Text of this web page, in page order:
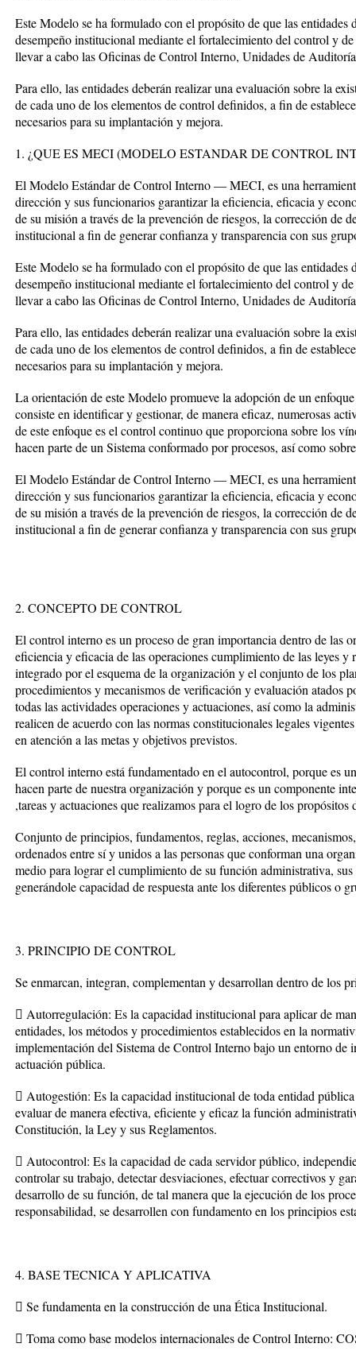
Este Modelo se ha formulado con el propósito de que las entidades
desempeño institucional mediante el fortalecimiento del control y
llevar a cabo las Oficinas de Control Interno, Unidades de
Para ello, las entidades deberán realizar una evaluación sobre la
de cada uno de los elementos de control definidos, a fin de
necesarios para su implantación y mejora.
1. ¿QUE ES MECI (MODELO ESTANDAR DE CONTROL
El Modelo Estándar de Control Interno — MECI, es una
dirección y sus funcionarios garantizar la eficiencia, eficacia y
de su misión a través de la prevención de riesgos, la corrección de
institucional a fin de generar confianza y transparencia con sus
Este Modelo se ha formulado con el propósito de que las entidades
desempeño institucional mediante el fortalecimiento del control y
llevar a cabo las Oficinas de Control Interno, Unidades de
Para ello, las entidades deberán realizar una evaluación sobre la
de cada uno de los elementos de control definidos, a fin de
necesarios para su implantación y mejora.
La orientación de este Modelo promueve la adopción de un
consiste en identificar y gestionar, de manera eficaz, numerosas
de este enfoque es el control continuo que proporciona sobre los
hacen parte de un Sistema conformado por procesos, así como
El Modelo Estándar de Control Interno — MECI, es una
dirección y sus funcionarios garantizar la eficiencia, eficacia y
de su misión a través de la prevención de riesgos, la corrección de
institucional a fin de generar confianza y transparencia con sus
2. CONCEPTO DE CONTROL
El control interno es un proceso de gran importancia dentro de las
eficiencia y eficacia de las operaciones cumplimiento de las leyes y
integrado por el esquema de la organización y el conjunto de los
procedimientos y mecanismos de verificación y evaluación atados
todas las actividades operaciones y actuaciones, así como la
realicen de acuerdo con las normas constitucionales legales
en atención a las metas y objetivos previstos.
El control interno está fundamentado en el autocontrol, porque es
hacen parte de nuestra organización y porque es un componente
,tareas y actuaciones que realizamos para el logro de los propósitos
Conjunto de principios, fundamentos, reglas, acciones,
ordenados entre sí y unidos a las personas que conforman una
medio para lograr el cumplimiento de su función administrativa,
generándole capacidad de respuesta ante los diferentes públicos o
3. PRINCIPIO DE CONTROL
Se enmarcan, integran, complementan y desarrollan dentro de los
 Autorregulación: Es la capacidad institucional para aplicar de
entidades, los métodos y procedimientos establecidos en la
implementación del Sistema de Control Interno bajo un entorno de
actuación pública.
 Autogestión: Es la capacidad institucional de toda entidad
evaluar de manera efectiva, eficiente y eficaz la función
Constitución, la Ley y sus Reglamentos.
 Autocontrol: Es la capacidad de cada servidor público,
controlar su trabajo, detectar desviaciones, efectuar correctivos y
desarrollo de su función, de tal manera que la ejecución de los
responsabilidad, se desarrollen con fundamento en los principios
4. BASE TECNICA Y APLICATIVA
 Se fundamenta en la construcción de una Ética Institucional.
 Toma como base modelos internacionales de Control Interno: